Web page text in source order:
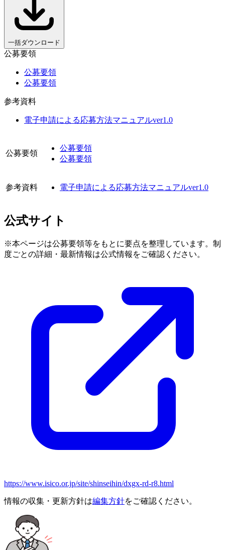
一括ダウンロード
公募要領
公募要領
公募要領
参考資料
電子申請による応募方法マニュアルver1.0
公募要領
公募要領
公募要領
参考資料 電子申請による応募方法マニュアルver1.0
公式サイト
※本ページは公募要領等をもとに要点を整理しています。制
度ごとの詳細・最新情報は公式情報をご確認ください。
https://www.isico.or.jp/site/shinseihin/dxgx-rd-r8.html
情報の収集・更新方針は編集方針をご確認ください。